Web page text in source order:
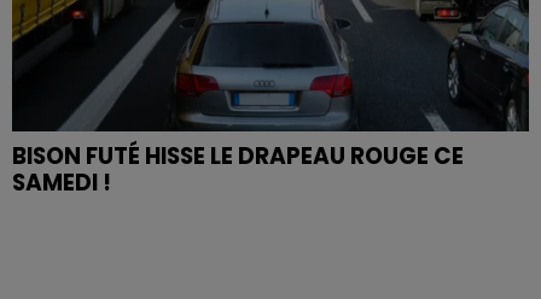
BISON FUTÉ HISSE LE DRAPEAU ROUGE CE
SAMEDI !